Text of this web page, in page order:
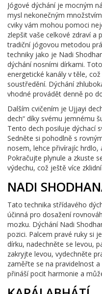
Jógové dýchání je mocným
mysl nekonečným
cviky vám mohou pomoci
zlepšit vaše celkové zdraví a
tradiční jógovou metodou
techniky jako je Nadi
dýchání nosními dírkami.
energetické kanály v těle,
soustředění. Dýchání
vhodné provádět denně po
Dalším cvičením je Ujjayi
dech“ díky svému jemnému
Tento dech posiluje dýchací
Sedněte si pohodlně s
nosem, lehce přivírajíc hrdlo,
Pokračujte plynule a zkuste
výdechu, což ještě více
NADI
Tato technika střídavého
účinná pro dosažení
mozku. Dýchání Nadi
pozici. Palcem pravé ruky si
dírku, nadechněte se levou,
zakryjte levou, vydechněte
zaměřte se na pravidelnost
přináší pocit harmonie a